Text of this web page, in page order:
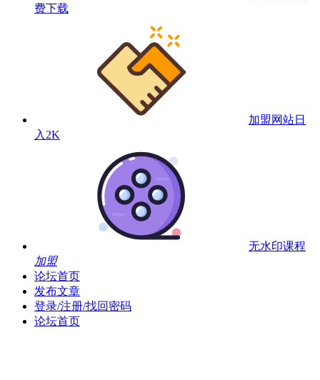
费下载
加盟网站日
入2K
无水印课程
加盟
论坛首页
发布文章
登录/注册/找回密码
论坛首页